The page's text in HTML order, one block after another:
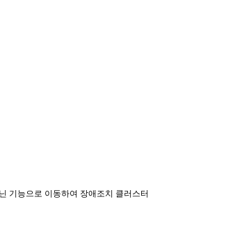
기능으로 이동하여 장애조치 클러스터